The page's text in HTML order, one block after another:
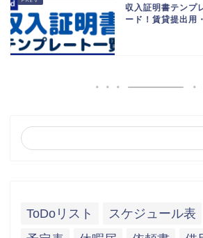
収入証明書テンプ
ード！賃貸提出用
ToDoリスト スケジュール表